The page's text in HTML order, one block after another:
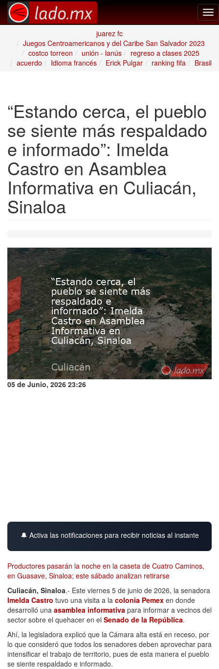
juarez fc
Juegos Centroamericanos y del Caribe San Salvador 2023
costco torreon
unión - lanús
regreso a clases 2025
acuerdo
Idioma francés Erick Pulgar ranking fifa Brasil
“Estando cerca, el pueblo
se siente más respaldado
e informado”: Imelda
Castro en Asamblea
Informativa en Culiacán,
Sinaloa
05 de Junio, 2026 23:26
🔔 Activa las notificaciones para recibir noticias al instante
Productores pasarán la noche en la caseta de Cuatro Caminos,
en Guasave, Sinaloa; este sábado analizan retirarse
Culiacán, Sinaloa.- Este viernes 5 de junio de 2026, la senadora
Imelda Castro tuvo una visita a la colonia Pemex en donde
desarrolló una asamblea informativa para informar a vecinos del
sector sobre el quehacer en el Senado de la República.
Ahí, la legisladora explicó que la Cámara alta está en receso, por
lo que consideró que todos los senadores deben aprovechar para
intensificar el trabajo de territorio, pues de esta manera el pueblo
se siente respaldado e informado.